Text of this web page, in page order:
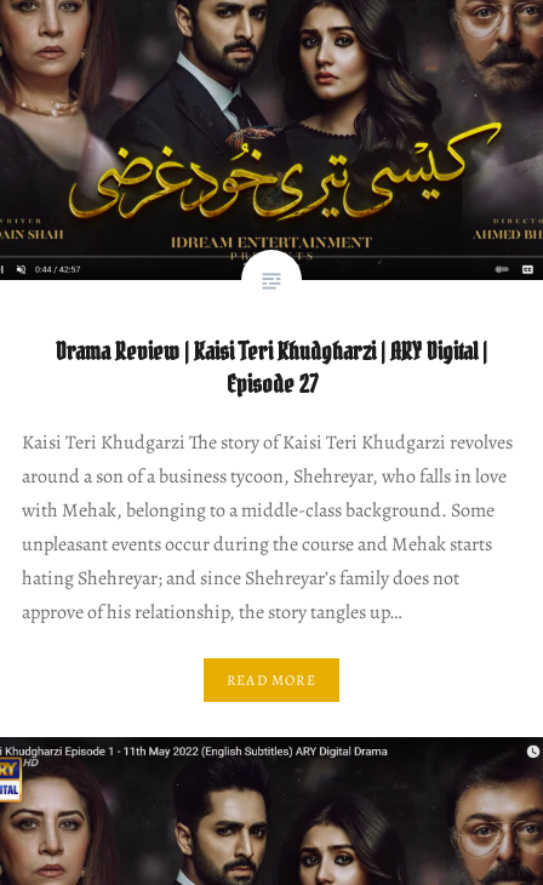
Drama Review | Kaisi Teri Khudgharzi | ARY Digital |
Episode 27
Kaisi Teri Khudgarzi The story of Kaisi Teri Khudgarzi revolves
around a son of a business tycoon, Shehreyar, who falls in love
with Mehak, belonging to a middle-class background. Some
unpleasant events occur during the course and Mehak starts
hating Shehreyar; and since Shehreyar’s family does not
approve of his relationship, the story tangles up…
READ MORE